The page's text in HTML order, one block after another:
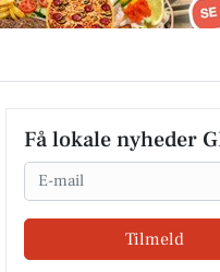
Få lokale nyheder
Email
Tilmeld